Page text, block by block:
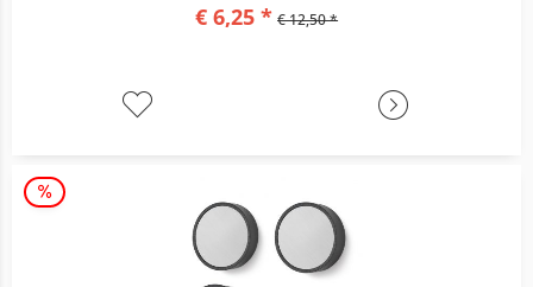
€ 6,25 * € 12,50 *